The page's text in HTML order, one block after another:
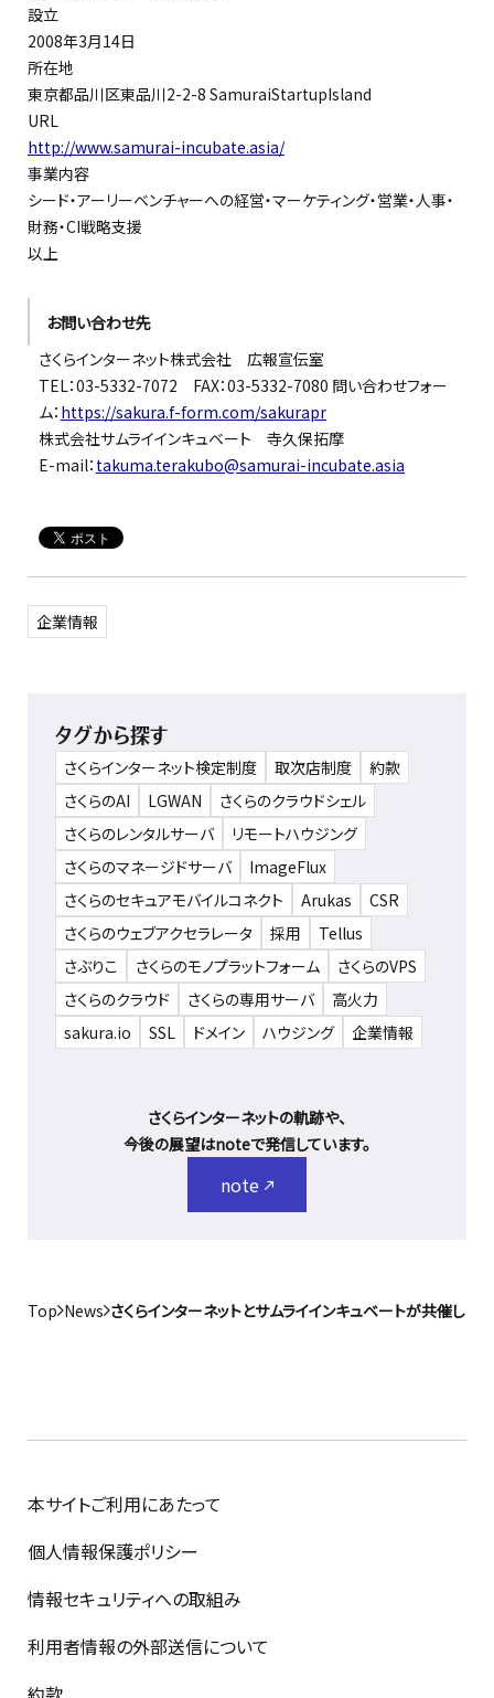
設立
2008年3月14日
所在地
東京都品川区東品川2-2-8 SamuraiStartupIsland
URL
http://www.samurai-incubate.asia/
事業内容
シード・アーリーベンチャーへの経営・マーケティング・営業・人事・
財務・CI戦略支援
以上
お問い合わせ先
さくらインターネット株式会社 広報宣伝室
TEL：03-5332-7072 FAX：03-5332-7080 問い合わせフォー
ム： https://sakura.f-form.com/sakurapr
株式会社サムライインキュベート 寺久保拓摩
E-mail： takuma.terakubo@samurai-incubate.asia
企業情報
タグから探す
さくらインターネット検定制度 取次店制度
約款
さくらのAI
LGWAN
さくらのクラウドシェル
さくらのレンタルサーバ
リモートハウジング
さくらのマネージドサーバ
ImageFlux
さくらのセキュアモバイルコネクト
Arukas
CSR
さくらのウェブアクセラレータ
採用
Tellus
さぶりこ
さくらのモノプラットフォーム
さくらのVPS
さくらのクラウド
さくらの専用サーバ
高火力
sakura.io
SSL ドメイン ハウジング 企業情報
さくらインターネットの軌跡や、
今後の展望はnoteで発信しています。
note
Top News さくらインターネットとサムライインキュベートが共催し
本サイトご利用にあたって
個人情報保護ポリシー
情報セキュリティへの取組み
利用者情報の外部送信について